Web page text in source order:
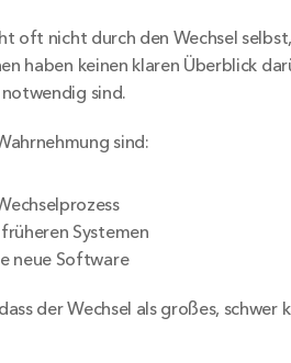
oft nicht durch den Wechsel
haben keinen klaren Überblick
sind.
sind:
Systemen
neue Software
der Wechsel als großes, schwer